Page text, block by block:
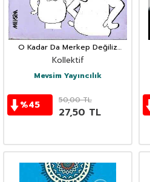
O Kadar Da Merkep Değiliz
(Fıkra)
Kollektif
Mevsim Yayıncılık
%45 50,00TL
27,50 TL